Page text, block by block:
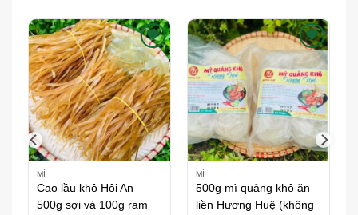
Thích
MÌ
Cao lầu khô Hội An –
500g sợi và 100g ram
Thích
MÌ
500g mì quảng khô ăn
liền Hương Huệ (không